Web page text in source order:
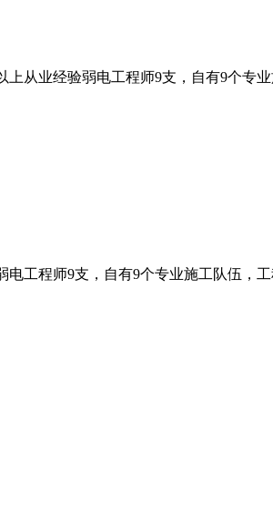
从业经验弱电工程师9支，自有9个专
工程师9支，自有9个专业施工队伍，